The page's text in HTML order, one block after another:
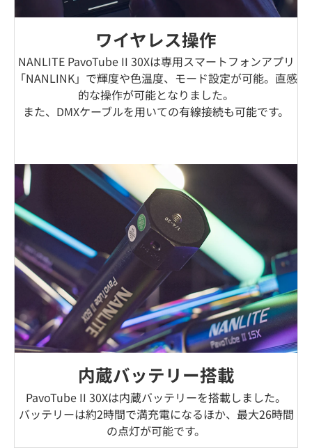
ワイヤレス操作
NANLITE PavoTube II 30Xは専用スマートフォンアプリ
「NANLINK」で輝度や色温度、モード設定が可能。直感
的な操作が可能となりました。
また、DMXケーブルを用いての有線接続も可能です。
内蔵バッテリー搭載
PavoTube II 30Xは内蔵バッテリーを搭載しました。
バッテリーは約2時間で満充電になるほか、最大26時間
の点灯が可能です。